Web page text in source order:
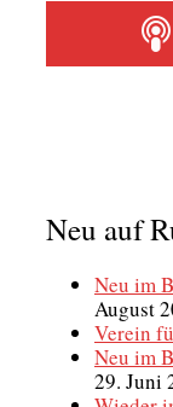
Neu auf
Neu im
August
Verein
Neu im
29. Juni